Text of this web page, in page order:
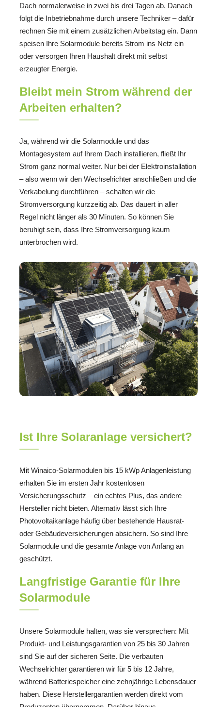
Dach normalerweise in zwei bis drei Tagen ab. Danach
folgt die Inbetriebnahme durch unsere Techniker – dafür
rechnen Sie mit einem zusätzlichen Arbeitstag ein. Dann
speisen Ihre Solarmodule bereits Strom ins Netz ein
oder versorgen Ihren Haushalt direkt mit selbst
erzeugter Energie.
Bleibt mein Strom während der
Arbeiten erhalten?
Ja, während wir die Solarmodule und das
Montagesystem auf Ihrem Dach installieren, fließt Ihr
Strom ganz normal weiter. Nur bei der Elektroinstallation
– also wenn wir den Wechselrichter anschließen und die
Verkabelung durchführen – schalten wir die
Stromversorgung kurzzeitig ab. Das dauert in aller
Regel nicht länger als 30 Minuten. So können Sie
beruhigt sein, dass Ihre Stromversorgung kaum
unterbrochen wird.
Ist Ihre Solaranlage versichert?
Mit Winaico-Solarmodulen bis 15 kWp Anlagenleistung
erhalten Sie im ersten Jahr kostenlosen
Versicherungsschutz – ein echtes Plus, das andere
Hersteller nicht bieten. Alternativ lässt sich Ihre
Photovoltaikanlage häufig über bestehende Hausrat-
oder Gebäudeversicherungen absichern. So sind Ihre
Solarmodule und die gesamte Anlage von Anfang an
geschützt.
Langfristige Garantie für Ihre
Solarmodule
Unsere Solarmodule halten, was sie versprechen: Mit
Produkt- und Leistungsgarantien von 25 bis 30 Jahren
sind Sie auf der sicheren Seite. Die verbauten
Wechselrichter garantieren wir für 5 bis 12 Jahre,
während Batteriespeicher eine zehnjährige Lebensdauer
haben. Diese Herstellergarantien werden direkt vom